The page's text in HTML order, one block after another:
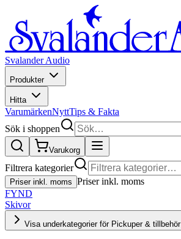
Svalander Audio
Produkter
Hitta
VarumärkenNyttTips & Fakta
Sök i shoppen
Varukorg
Filtrera kategorier
Priser inkl. moms Priser inkl. moms
FYND
Skivor
Visa underkategorier för Pickuper & tillbehör